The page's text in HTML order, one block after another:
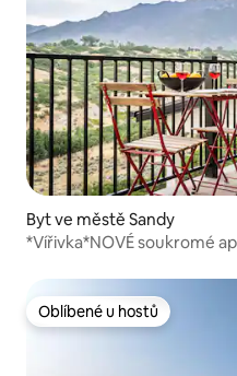
Byt ve městě Sandy
*Vířivka*NOVÉ soukromé
Oblíbené u hostů
Oblíbené u hostů